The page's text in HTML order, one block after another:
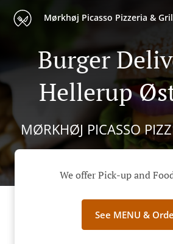
Mørkhøj Picasso Pizzeria &
Burger
Hellerup
MØRKHØJ PICASSO
We offer Pick-up and
See MENU &